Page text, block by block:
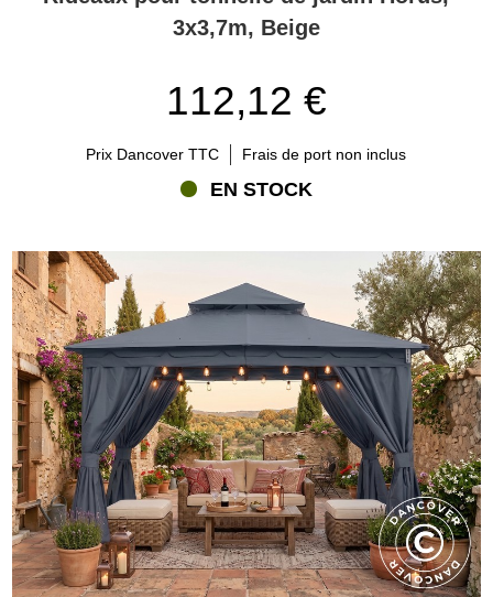
3x3,7m, Beige
112,12 €
Prix Dancover TTC Frais de port non inclus
EN STOCK